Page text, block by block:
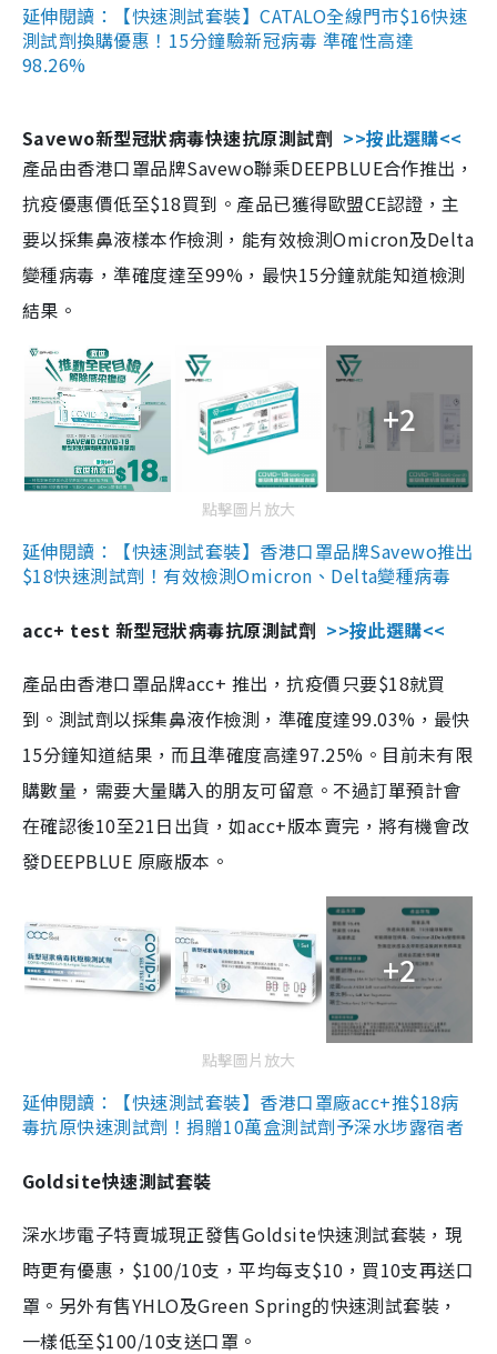
延伸閱讀：【快速測試套裝】CATALO全線門市$16快速
測試劑換購優惠！15分鐘驗新冠病毒 準確性高達
98.26%
Savewo新型冠狀病毒快速抗原測試劑 >>按此選購<<
產品由香港口罩品牌Savewo聯乘DEEPBLUE合作推出，
抗疫優惠價低至$18買到。產品已獲得歐盟CE認證，主
要以採集鼻液樣本作檢測，能有效檢測Omicron及Delta
變種病毒，準確度達至99%，最快15分鐘就能知道檢測
結果。
+2
點擊圖片放大
延伸閱讀：【快速測試套裝】香港口罩品牌Savewo推出
$18快速測試劑！有效檢測Omicron、Delta變種病毒
acc+ test 新型冠狀病毒抗原測試劑 >>按此選購<<
產品由香港口罩品牌acc+ 推出，抗疫價只要$18就買
到。測試劑以採集鼻液作檢測，準確度達99.03%，最快
15分鐘知道結果，而且準確度高達97.25%。目前未有限
購數量，需要大量購入的朋友可留意。不過訂單預計會
在確認後10至21日出貨，如acc+版本賣完，將有機會改
發DEEPBLUE 原廠版本。
+2
點擊圖片放大
延伸閱讀：【快速測試套裝】香港口罩廠acc+推$18病
毒抗原快速測試劑！捐贈10萬盒測試劑予深水埗露宿者
Goldsite快速測試套裝
深水埗電子特賣城現正發售Goldsite快速測試套裝，現
時更有優惠，$100/10支，平均每支$10，買10支再送口
罩。另外有售YHLO及Green Spring的快速測試套裝，
一樣低至$100/10支送口罩。